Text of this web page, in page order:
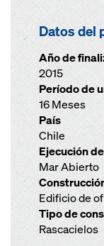
Datos del
Año de
2015
Período de
16 Meses
País
Chile
Ejecución
Mar Abierto
Edificio de
Tipo de
Rascacielos